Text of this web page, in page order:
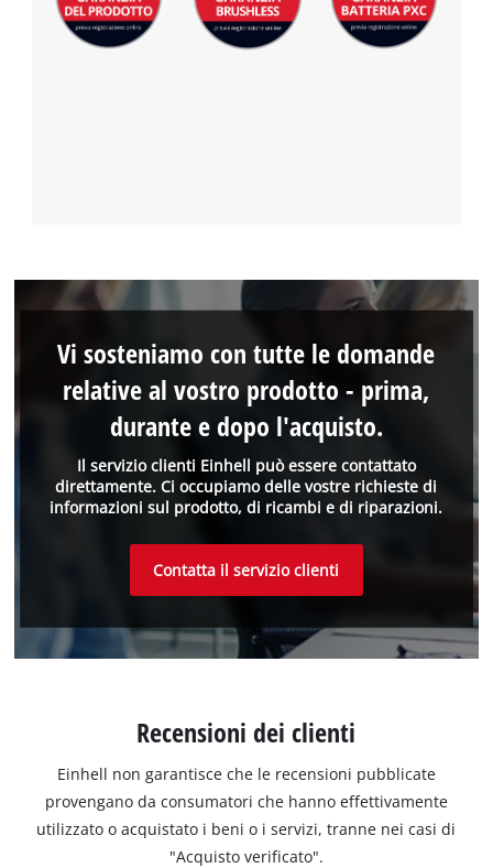
Il servizio clienti Einhell può essere contattato
direttamente. Ci occupiamo delle vostre richieste di
informazioni sul prodotto, di ricambi e di riparazioni.
Vi sosteniamo con tutte le domande
relative al vostro prodotto - prima,
durante e dopo l'acquisto.
Contatta il servizio clienti
Recensioni dei clienti
Einhell non garantisce che le recensioni pubblicate
provengano da consumatori che hanno effettivamente
utilizzato o acquistato i beni o i servizi, tranne nei casi di
"Acquisto verificato".